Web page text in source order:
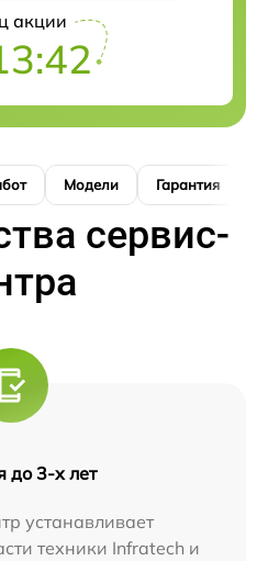
акции
Модели Гарантия
сервис-
до 3-х лет
устанавливает
техники Infratech и